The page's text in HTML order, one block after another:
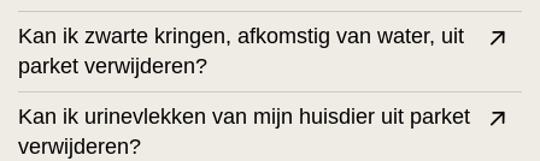
Kan ik zwarte kringen, afkomstig van water, uit
parket verwijderen?
Kan ik urinevlekken van mijn huisdier uit parket
verwijderen?